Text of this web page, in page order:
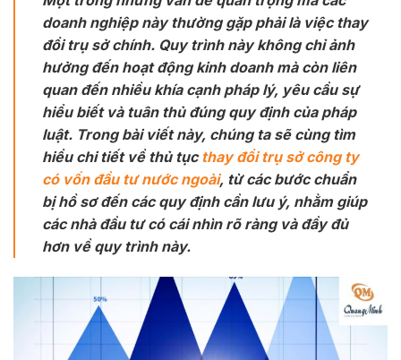
doanh nghiệp này thường gặp phải là việc thay
đổi trụ sở chính. Quy trình này không chỉ ảnh
hưởng đến hoạt động kinh doanh mà còn liên
quan đến nhiều khía cạnh pháp lý, yêu cầu sự
hiểu biết và tuân thủ đúng quy định của pháp
luật. Trong bài viết này, chúng ta sẽ cùng tìm
hiểu chi tiết về thủ tục thay đổi trụ sở công ty
có vốn đầu tư nước ngoài, từ các bước chuẩn
bị hồ sơ đến các quy định cần lưu ý, nhằm giúp
các nhà đầu tư có cái nhìn rõ ràng và đầy đủ
hơn về quy trình này.